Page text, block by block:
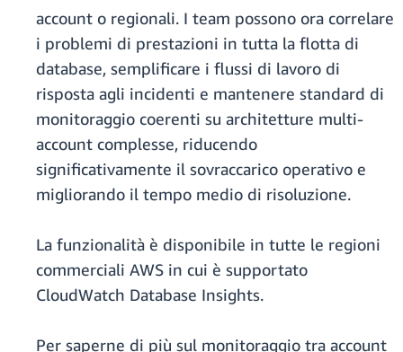
account o regionali. I team possono ora correlare
i problemi di prestazioni in tutta la flotta di
database, semplificare i flussi di lavoro di
risposta agli incidenti e mantenere standard di
monitoraggio coerenti su architetture multi-
account complesse, riducendo
significativamente il sovraccarico operativo e
migliorando il tempo medio di risoluzione.
La funzionalità è disponibile in tutte le regioni
commerciali AWS in cui è supportato
CloudWatch Database Insights.
Per saperne di più sul monitoraggio tra account